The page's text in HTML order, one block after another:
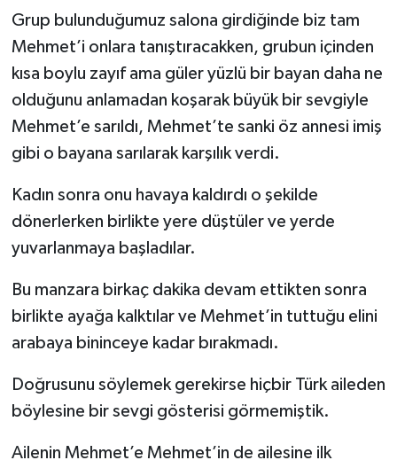
Grup bulunduğumuz salona girdiğinde biz tam
Mehmet’i onlara tanıştıracakken, grubun içinden
kısa boylu zayıf ama güler yüzlü bir bayan daha ne
olduğunu anlamadan koşarak büyük bir sevgiyle
Mehmet’e sarıldı, Mehmet’te sanki öz annesi imiş
gibi o bayana sarılarak karşılık verdi.
Kadın sonra onu havaya kaldırdı o şekilde
dönerlerken birlikte yere düştüler ve yerde
yuvarlanmaya başladılar.
Bu manzara birkaç dakika devam ettikten sonra
birlikte ayağa kalktılar ve Mehmet’in tuttuğu elini
arabaya bininceye kadar bırakmadı.
Doğrusunu söylemek gerekirse hiçbir Türk aileden
böylesine bir sevgi gösterisi görmemiştik.
Ailenin Mehmet’e Mehmet’in de ailesine ilk